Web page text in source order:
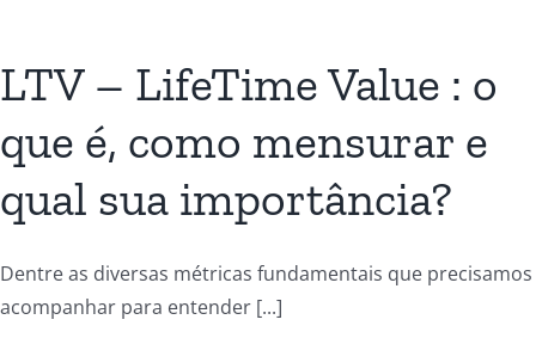
LTV – LifeTime Value : o
que é, como mensurar e
qual sua importância?
Dentre as diversas métricas fundamentais que precisamos
acompanhar para entender [...]